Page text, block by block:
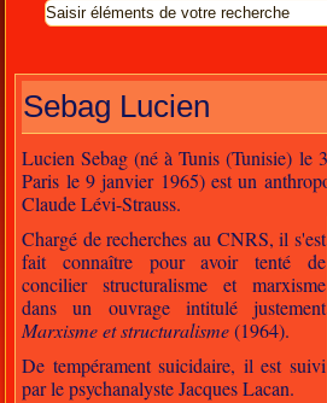
Sebag Lucien
Lucien Sebag (né à Tunis (Tunisie) le
Paris le 9 janvier 1965) est un
Claude Lévi-Strauss.
Chargé de recherches au CNRS, il s'est
fait connaître pour avoir tenté de
concilier structuralisme et marxisme
dans un ouvrage intitulé justement
Marxisme et structuralisme(1964).
De tempérament suicidaire, il est suivi
par le psychanalyste Jacques Lacan.